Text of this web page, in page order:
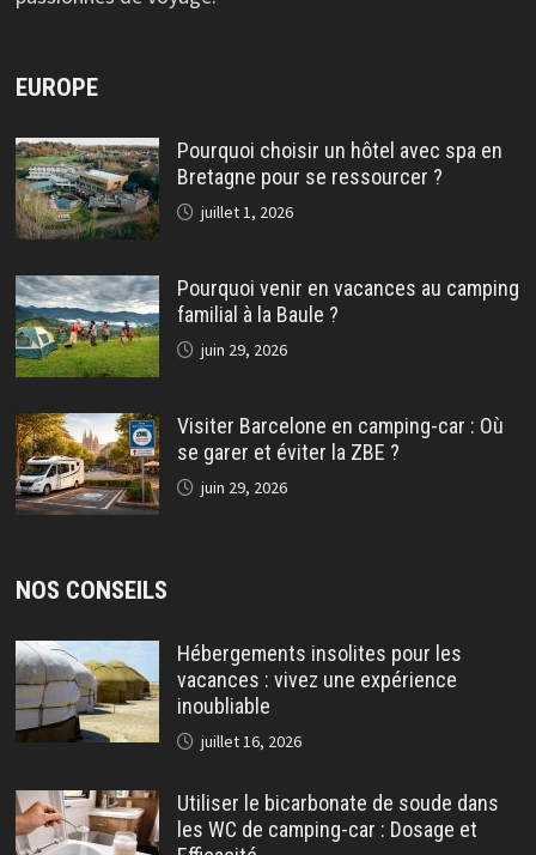
EUROPE
Pourquoi choisir un hôtel avec spa en
Bretagne pour se ressourcer ?
juillet 1, 2026
Pourquoi venir en vacances au camping
familial à la Baule ?
juin 29, 2026
Visiter Barcelone en camping-car : Où
se garer et éviter la ZBE ?
juin 29, 2026
NOS CONSEILS
Hébergements insolites pour les
vacances : vivez une expérience
inoubliable
juillet 16, 2026
Utiliser le bicarbonate de soude dans
les WC de camping-car : Dosage et